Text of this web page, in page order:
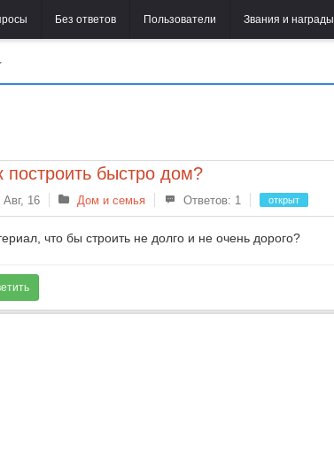
Без ответов Пользователи Звания и награды
построить быстро дом?
Авг, 16 Дом и семья Ответов: 1 открыт
что бы строить не долго и не очень дорого?